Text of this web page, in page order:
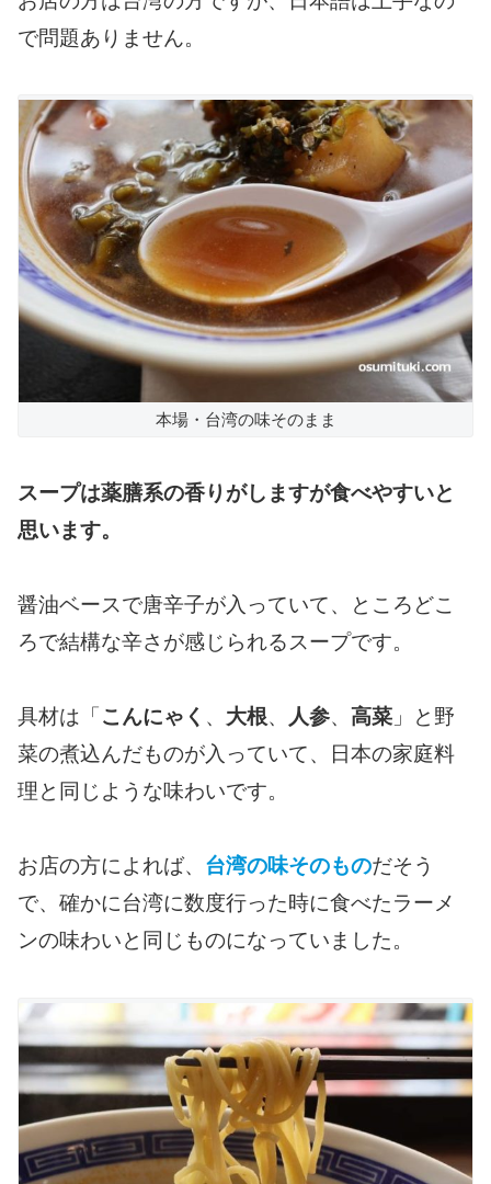
で問題ありません。
本場・台湾の味そのまま
スープは薬膳系の香りがしますが食べやすいと
思います。
醤油ベースで唐辛子が入っていて、ところどこ
ろで結構な辛さが感じられるスープです。
具材は「 こんにゃく 、 大根、 人参、 高菜 」と野
菜の煮込んだものが入っていて、日本の家庭料
理と同じような味わいです。
お店の方によれば、 台湾の味そのものだそう
で、確かに台湾に数度行った時に食べたラーメ
ンの味わいと同じものになっていました。